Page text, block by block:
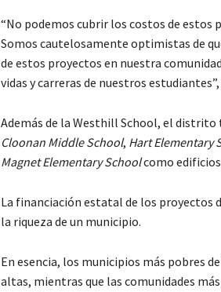
“No podemos cubrir los costos de estos
Somos cautelosamente optimistas de
de estos proyectos en nuestra
vidas y carreras de nuestros
Además de la Westhill School, el
Cloonan Middle School, Hart Elementary
Magnet Elementary Schoolcomo edificios
La financiación estatal de los proyectos
la riqueza de un municipio.
En esencia, los municipios más pobres
altas, mientras que las comunidades